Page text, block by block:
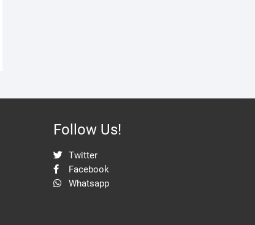
Follow Us!
Twitter
Facebook
Whatsapp